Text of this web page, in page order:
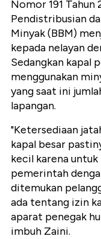
Nomor 191
Pendistribusian
Minyak (BBM)
kepada nelayan
Sedangkan kapal
menggunakan
yang saat ini
lapangan.
"Ketersediaan
kapal besar
kecil karena
pemerintah
ditemukan
ada tentang izin
aparat penegak
imbuh Zaini.